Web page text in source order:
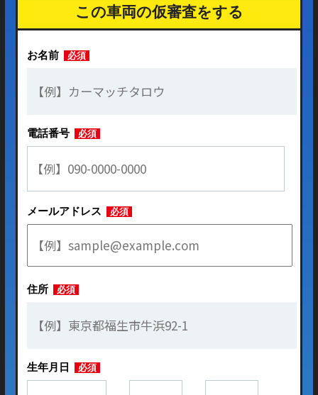
この車両の仮審査をする
お名前 必須
電話番号 必須
メールアドレス 必須
住所 必須
生年月日 必須